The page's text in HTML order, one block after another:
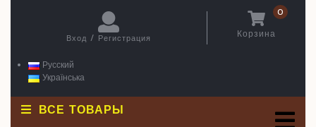
Вход / Регистрация
Корзина
0
Русский
Українська
ВСЕ ТОВАРЫ